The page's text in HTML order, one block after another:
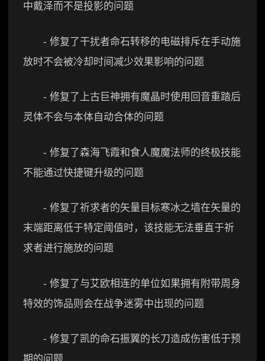
中戴泽而不是投影的问题
- 修复了干扰者命石转移的电磁排斥在手动施
放时不会被冷却时间减少效果影响的问题
- 修复了上古巨神拥有魔晶时使用回音重踏后
灵体不会与本体自动合体的问题
- 修复了森海飞霞和食人魔魔法师的终极技能
不能通过快捷键升级的问题
- 修复了祈求者的矢量目标寒冰之墙在矢量的
末端距离低于特定阈值时，该技能无法垂直于祈
求者进行施放的问题
- 修复了与艾欧相连的单位如果拥有附带周身
特效的饰品则会在战争迷雾中出现的问题
- 修复了凯的命石振翼的长刀造成伤害低于预